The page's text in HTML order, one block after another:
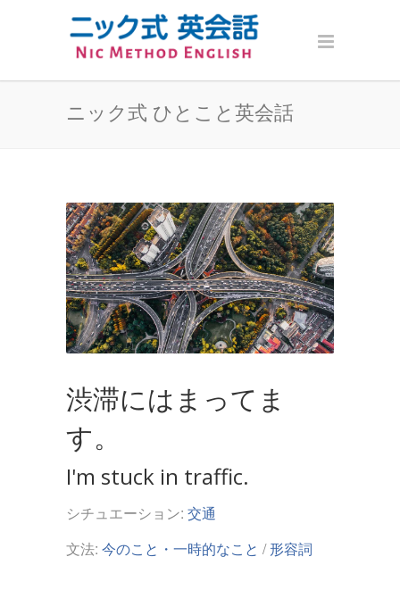
ニック式 ひとこと英会話
渋滞にはまってま
す。
I'm stuck in traffic.
シチュエーション: 交通
文法: 今のこと・一時的なこと /形容詞